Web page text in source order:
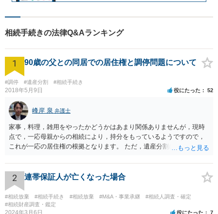
相続手続きの法律Q&Aランキング
1 90歳の父との同居での居住権と調停問題について
#調停 #遺産分割 #相続手続き
2018年5月9日 役にたった 52
峰岸 泉 弁護士
家事，料理，雑用をやったかどうかはあまり関係ありませんが，現時
点で，一応母親からの相続により，持分をもっているようですので，
これが一応の居住権の根拠となります。 ただ，遺産分割により，母の
2 連帯保証人が亡くなった場合
#相続放棄 #相続手続き #相続放棄 #M&A・事業承継
#相続人調査・確定
#相続財産調査・鑑定
2024年3月6日 役にたった 7